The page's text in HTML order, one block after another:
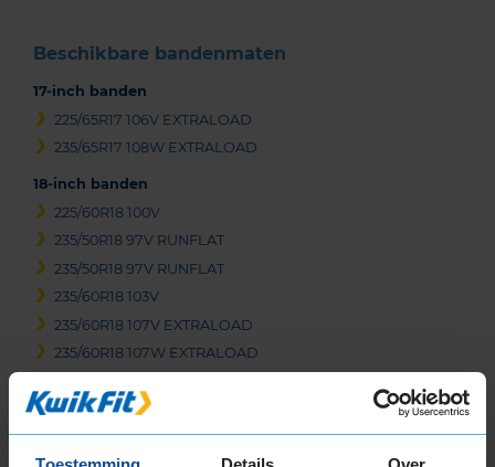
Beschikbare bandenmaten
17-inch banden
225/65R17 106V EXTRALOAD
235/65R17 108W EXTRALOAD
18-inch banden
225/60R18 100V
235/50R18 97V RUNFLAT
235/50R18 97V RUNFLAT
235/60R18 103V
235/60R18 107V EXTRALOAD
235/60R18 107W EXTRALOAD
235/65R18 110H EXTRALOAD
255/55R18 109Y EXTRALOAD